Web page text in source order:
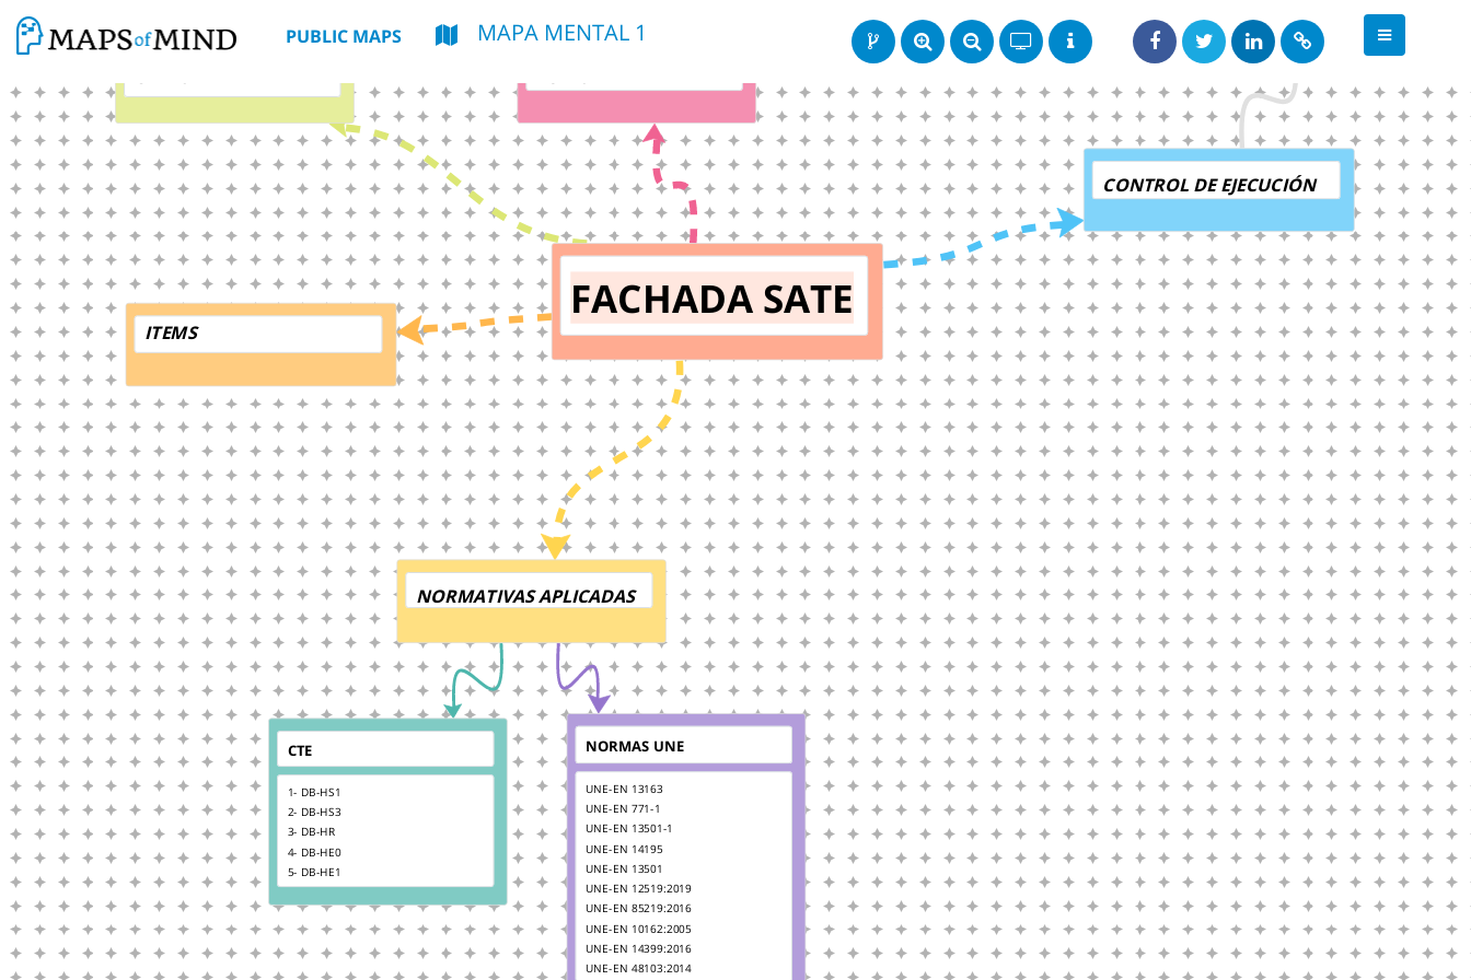
PUBLIC MAPS MAPA MENTAL 1
FACHADA SATE
CONTROL DE EJECUCIÓN
ITEMS
NORMATIVAS APLICADAS
CTE
1- DB-HS1
2- DB-HS3
3- DB-HR
4- DB-HE0
5- DB-HE1
NORMAS UNE
UNE-EN 13163
UNE-EN 771-1
UNE-EN 13501-1
UNE-EN 14195
UNE-EN 13501
UNE-EN 12519:2019
UNE-EN 85219:2016
UNE-EN 10162:2005
UNE-EN 14399:2016
UNE-EN 48103:2014